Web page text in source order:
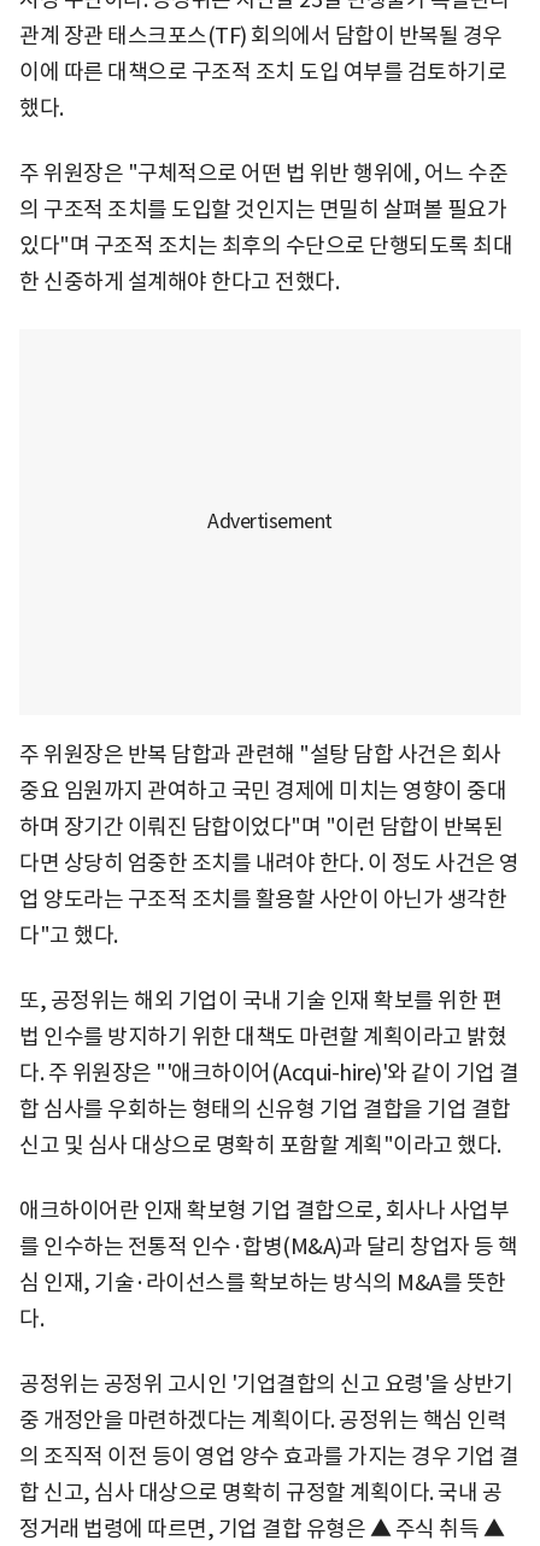
관계 장관 태스크포스(TF) 회의에서 담합이 반복될 경우
이에 따른 대책으로 구조적 조치 도입 여부를 검토하기로
했다.
주 위원장은 "구체적으로 어떤 법 위반 행위에, 어느 수준
의 구조적 조치를 도입할 것인지는 면밀히 살펴볼 필요가
있다"며 구조적 조치는 최후의 수단으로 단행되도록 최대
한 신중하게 설계해야 한다고 전했다.
주 위원장은 반복 담합과 관련해 "설탕 담합 사건은 회사
중요 임원까지 관여하고 국민 경제에 미치는 영향이 중대
하며 장기간 이뤄진 담합이었다"며 "이런 담합이 반복된
다면 상당히 엄중한 조치를 내려야 한다. 이 정도 사건은 영
업 양도라는 구조적 조치를 활용할 사안이 아닌가 생각한
다"고 했다.
또, 공정위는 해외 기업이 국내 기술 인재 확보를 위한 편
법 인수를 방지하기 위한 대책도 마련할 계획이라고 밝혔
다. 주 위원장은 "'애크하이어(Acqui-hire)'와 같이 기업 결
합 심사를 우회하는 형태의 신유형 기업 결합을 기업 결합
신고 및 심사 대상으로 명확히 포함할 계획"이라고 했다.
애크하이어란 인재 확보형 기업 결합으로, 회사나 사업부
를 인수하는 전통적 인수·합병(M&A)과 달리 창업자 등 핵
심 인재, 기술·라이선스를 확보하는 방식의 M&A를 뜻한
다.
공정위는 공정위 고시인 '기업결합의 신고 요령'을 상반기
중 개정안을 마련하겠다는 계획이다. 공정위는 핵심 인력
의 조직적 이전 등이 영업 양수 효과를 가지는 경우 기업 결
합 신고, 심사 대상으로 명확히 규정할 계획이다. 국내 공
정거래 법령에 따르면, 기업 결합 유형은 ▲ 주식 취득 ▲